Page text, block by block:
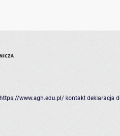
https://www.agh.edu.pl/ kontakt deklaracja